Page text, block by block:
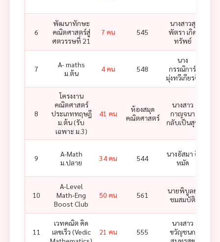
6
พัฒนาทักษะ
คณิตศาสตร์สู่
ศตวรรษที่ 21
7 คน 545
นางสาวสุ
พัตรา เกิด
ทรัพย์
7
A- maths
ม.ต้น
4 คน 548
นาง
กรรณิการ์
มุ่งทวีเกียรติ
8
โครงงาน
คณิตศาสตร์
ประเภททฤษฎี
ม.ต้น (รับ
เฉพาะ ม.3)
41 คน
ห้องสมุด
คณิตศาสตร์
นางสาว
กาญจนา
กลับเป็นสุข
9
A-Math
ม.ปลาย
34 คน 544
นางอัสมา ดี
หมัด
10
A-Level
Math-Eng
Boost Club
50 คน 561
นายพิบูลย์
ชมสมบัติ
11
เวทคณิต คิด
เลขเร็ว (Vedic
21 คน 555
นางสาว
ขวัญชนก